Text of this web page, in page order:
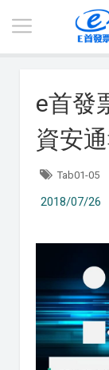
e首發
資安
Tab01-05
2018/07/26